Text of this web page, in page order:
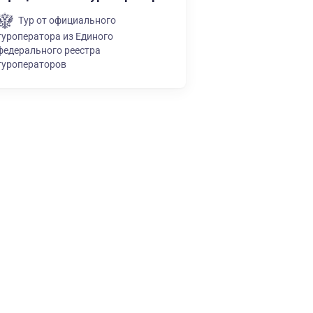
Тур от официального
из Единого
реестра